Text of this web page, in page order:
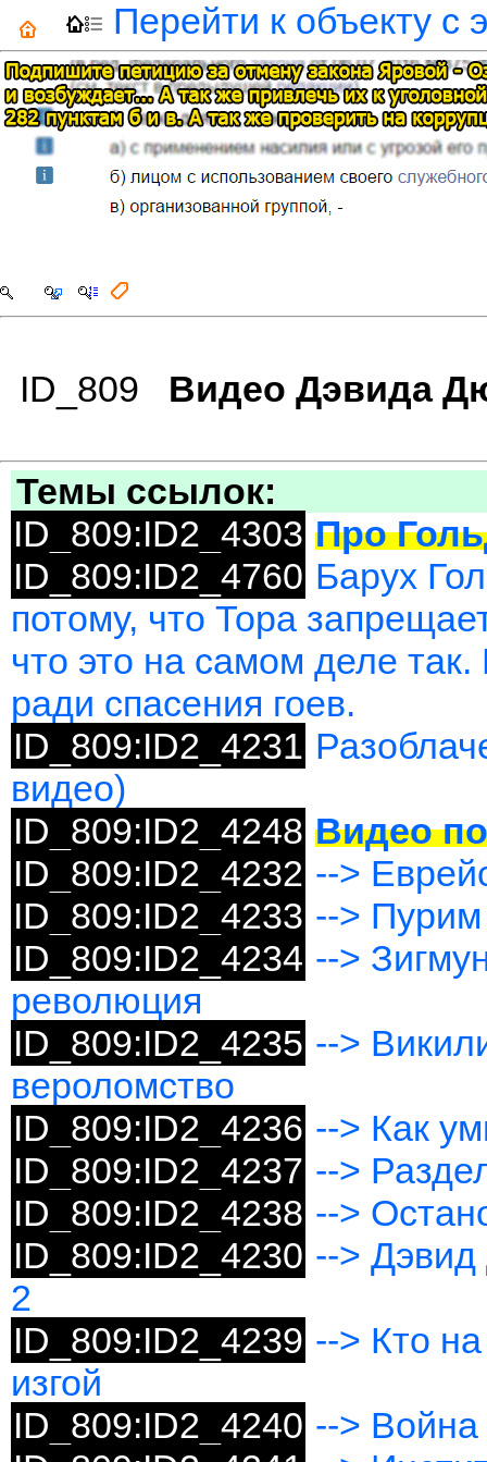
Перейти к объекту с
ID_809 Видео Дэвида
Темы ссылок:
ID_809:ID2_4303 Про
ID_809:ID2_4760 Барух
потому, что Тора
что это на самом деле
ради спасения гоев.
ID_809:ID2_4231
видео)
ID_809:ID2_4248 Видео
ID_809:ID2_4232 -->
ID_809:ID2_4233 --> Пурим
ID_809:ID2_4234 -->
революция
ID_809:ID2_4235 -->
вероломство
ID_809:ID2_4236 --> Как
ID_809:ID2_4237 -->
ID_809:ID2_4238 -->
ID_809:ID2_4230 -->
2
ID_809:ID2_4239 --> Кто
изгой
ID_809:ID2_4240 --> Война